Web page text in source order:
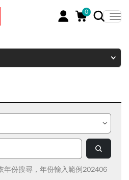
0
年份搜尋，年份輸入範例202406